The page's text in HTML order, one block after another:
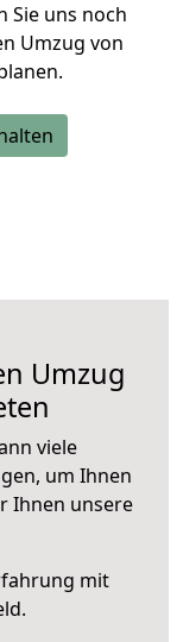
Sie uns noch
Umzug von
Umzug
viele
um Ihnen
Ihnen unsere
mit
.